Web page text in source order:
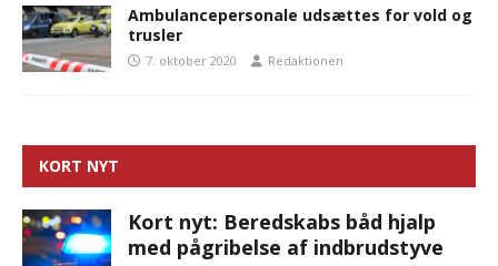
Ambulancepersonale udsættes for vold og
trusler
7. oktober 2020 Redaktionen
KORT NYT
Kort nyt: Beredskabs båd hjalp
med pågribelse af indbrudstyve